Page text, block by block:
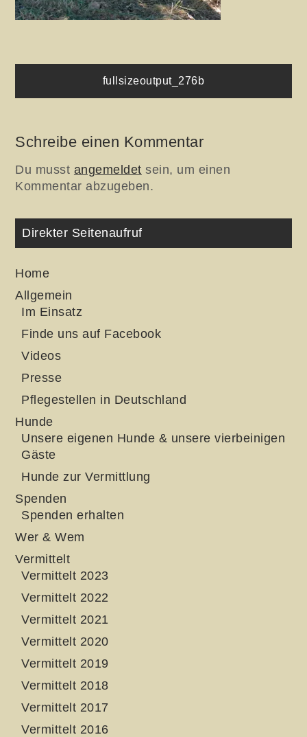
Beitragsnavigation
fullsizeoutput_276b
Schreibe einen Kommentar
Du musst angemeldet sein, um einen
Kommentar abzugeben.
Direkter Seitenaufruf
Home
Allgemein
Im Einsatz
Finde uns auf Facebook
Videos
Presse
Pflegestellen in Deutschland
Hunde
Unsere eigenen Hunde & unsere vierbeinigen
Gäste
Hunde zur Vermittlung
Spenden
Spenden erhalten
Wer & Wem
Vermittelt
Vermittelt 2023
Vermittelt 2022
Vermittelt 2021
Vermittelt 2020
Vermittelt 2019
Vermittelt 2018
Vermittelt 2017
Vermittelt 2016